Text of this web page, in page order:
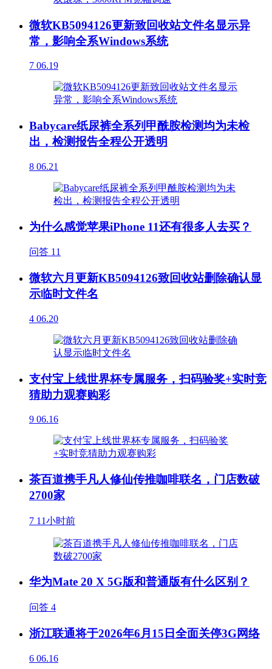
微软KB5094126更新致回收站文件名显示异
常，影响全系Windows系统
7 06.19
Babycare纸尿裤全系列甲酰胺检测均为未检
出，检测报告全程公开透明
8 06.21
为什么感觉苹果iPhone 11还有很多人去买？
问答 11
微软六月更新KB5094126致回收站删除确认显
示临时文件名
4 06.20
支付宝上线世界杯专属服务，扫码验奖+实时竞
猜助力观赛购彩
9 06.16
茶百道携手凡人修仙传推咖啡联名，门店数破
2700家
7 11小时前
华为Mate 20 X 5G版和普通版有什么区别？
问答 4
浙江联通将于2026年6月15日全面关停3G网络
6 06.16